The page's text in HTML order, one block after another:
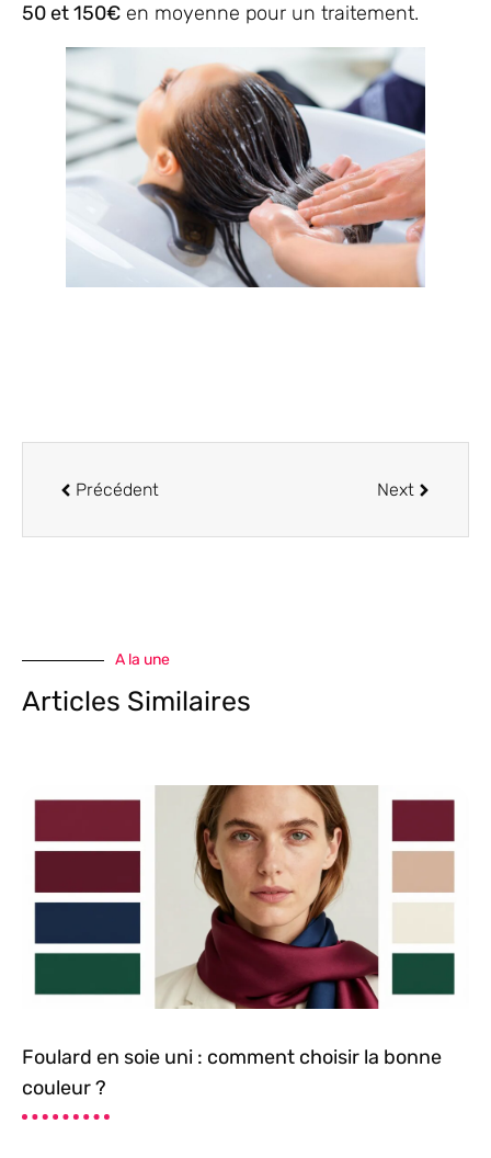
50 et 150€ en moyenne pour un traitement.
Précédent Next
A la une
Articles Similaires
Foulard en soie uni : comment choisir la bonne
couleur ?